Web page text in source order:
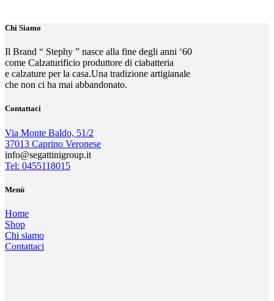
Chi Siamo
Il Brand “ Stephy ” nasce alla fine degli anni ‘60
come Calzaturificio produttore di ciabatteria
e calzature per la casa.Una tradizione artigianale
che non ci ha mai abbandonato.
Contattaci
Via Monte Baldo, 51/2
37013 Caprino Veronese
info@segattinigroup.it
Tel: 0455118015
Menù
Home
Shop
Chi siamo
Contattaci